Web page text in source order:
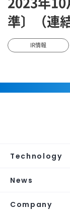
準〕（連結
IR情報
Technology
News
Company